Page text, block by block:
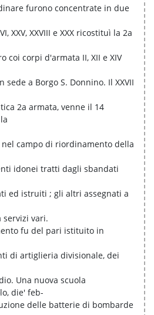
furono concentrate in due
XXV, XXVIII e XXX ricostituì la 2a
coi corpi d'armata II, XII e XIV
sede a Borgo S. Donnino. Il XXVII
2a armata, venne il 14
campo di riordinamento della
idonei tratti dagli sbandati
ed istruiti ; gli altri assegnati a
vari.
fu del pari istituito in
di artiglieria divisionale, dei
Una nuova scuola
die' feb-
delle batterie di bombarde